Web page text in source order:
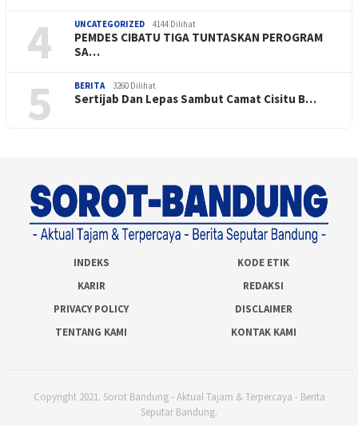
4 UNCATEGORIZED 4144 Dilihat
PEMDES CIBATU TIGA TUNTASKAN PEROGRAM
SA…
5 BERITA 3260 Dilihat
Sertijab Dan Lepas Sambut Camat Cisitu B…
INDEKS
KODE ETIK
KARIR
REDAKSI
PRIVACY POLICY
DISCLAIMER
TENTANG KAMI
KONTAK KAMI
Copyright 2021. Sorot Bandung - Aktual Tajam & Terpercaya - Berita
Seputar Bandung.